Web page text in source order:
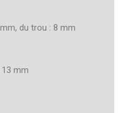
du trou : 8 mm
mm